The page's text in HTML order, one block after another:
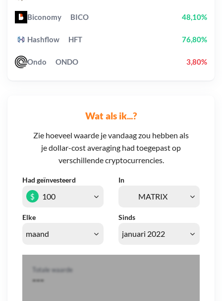
Wat als ik...?
Zie hoeveel waarde je vandaag zou hebben als
je dollar-cost averaging had toegepast op
verschillende cryptocurrencies.
Had geïnvesteerd In
Elke Sinds
$
Totale waarde
---
Biconomy BICO 48,10%
Hashflow HFT 76,80%
Ondo ONDO 3,80%